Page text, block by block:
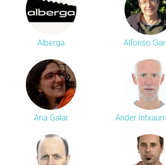
Alberga Alfonso
Ana Galar Ander